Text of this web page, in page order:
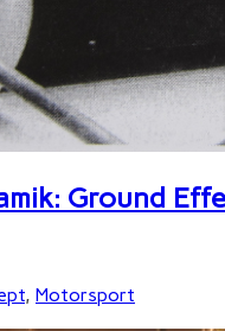
Ground
, Motorsport